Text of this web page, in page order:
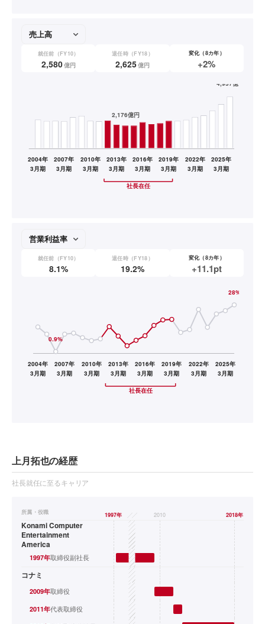
就任前（FY10）
2,580億円
退任時（FY18）
2,625億円
変化（8カ年）
+2%
就任前（FY10）
8.1%
退任時（FY18）
19.2%
変化（8カ年）
+11.1pt
上月拓也の経歴
社長就任に至るキャリア
所属・役職 1997年 2010 2018年
Konami Computer
Entertainment
America
1997年取締役副社長
コナミ
2009年取締役
2011年代表取締役